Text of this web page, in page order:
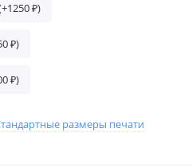
₽)
₽)
₽)
размеры печати